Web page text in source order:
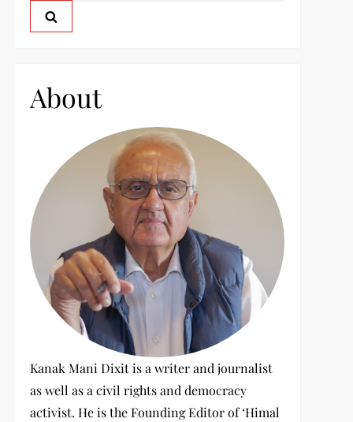
fAbout
Kanak Mani Dixit is a writer and journalist
as well as a civil rights and democracy
activist. He is the Founding Editor of ‘Himal